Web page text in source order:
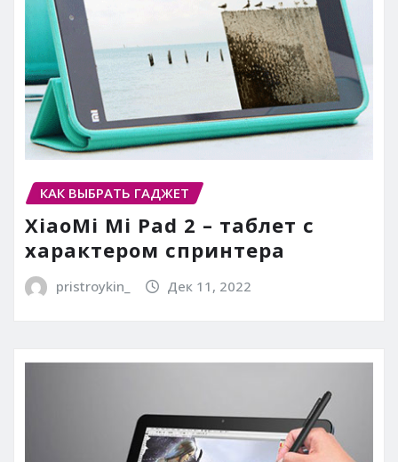
КАК ВЫБРАТЬ ГАДЖЕТ
XiaoMi Mi Pad 2 – таблет с
характером спринтера
pristroykin_ Дек 11, 2022